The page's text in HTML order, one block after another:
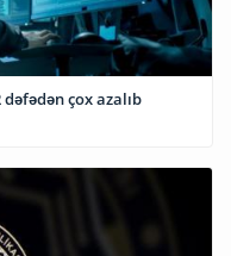
çox azalıb